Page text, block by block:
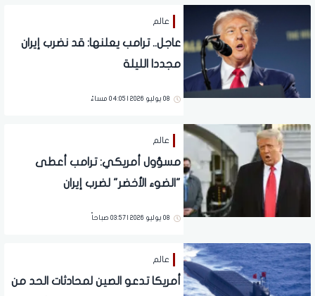
عالم
عاجل.. ترامب يعلنها: قد نضرب إيران
مجددا الليلة
08 يوليو 2026 | 04:05 مساءً
عالم
مسؤول أمريكي: ترامب أعطى
"الضوء الأخضر" لضرب إيران
08 يوليو 2026 | 03:57 صباحاً
عالم
أمريكا تدعو الصين لمحادثات الحد من